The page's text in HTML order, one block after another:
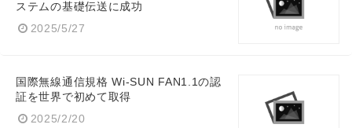
ステムの基礎伝送に成功
2025/5/27
国際無線通信規格 Wi-SUN FAN1.1の認
証を世界で初めて取得
2025/2/20